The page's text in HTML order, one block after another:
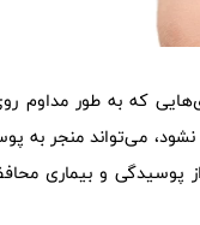
که به طور مداوم
می‌تواند منجر به
و بیماری